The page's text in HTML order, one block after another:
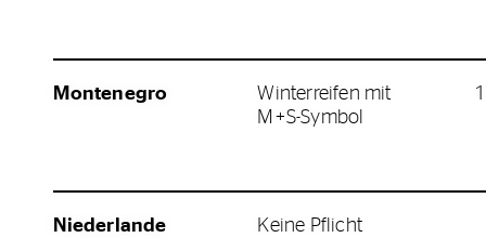
Montenegro
Winterreifen mit
M+S-Symbol
Niederlande Keine Pflicht